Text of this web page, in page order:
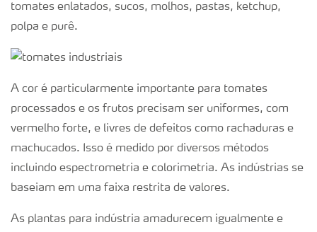
tomates enlatados, sucos, molhos, pastas, ketchup,
polpa e purê.
A cor é particularmente importante para tomates
processados e os frutos precisam ser uniformes, com
vermelho forte, e livres de defeitos como rachaduras e
machucados. Isso é medido por diversos métodos
incluindo espectrometria e colorimetria. As indústrias se
baseiam em uma faixa restrita de valores.
As plantas para indústria amadurecem igualmente e